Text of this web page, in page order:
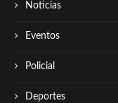
Noticias
Eventos
Policial
Deportes